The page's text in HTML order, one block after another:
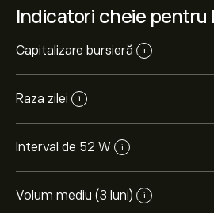
Indicatori cheie pentru
Capitalizare bursieră i
Raza zilei i
Interval de 52 W i
Volum mediu (3 luni) i